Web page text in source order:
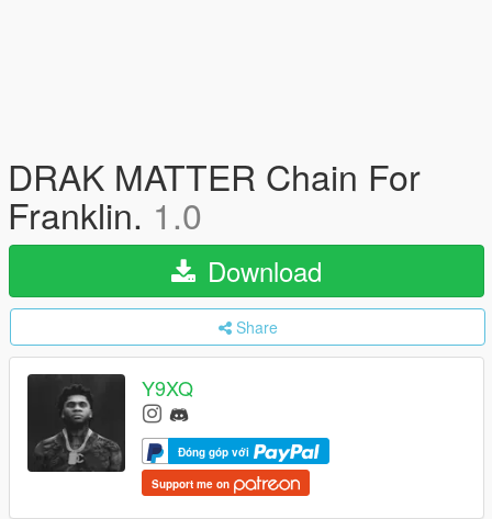
DRAK MATTER Chain For
Franklin. 1.0
Download
Share
Y9XQ
Đóng góp với
Support me on